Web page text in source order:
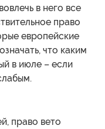
в него все
право
европейские
что каким
в июле – если
право вето